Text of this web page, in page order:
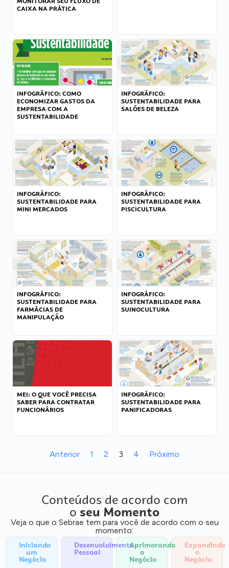
CAIXA NA PRÁTICA
INFOGRÁFICO: COMO
ECONOMIZAR GASTOS DA
EMPRESA COM A
SUSTENTABILIDADE
INFOGRÁFICO:
SUSTENTABILIDADE PARA
SALÕES DE BELEZA
INFOGRÁFICO:
SUSTENTABILIDADE PARA
MINI MERCADOS
INFOGRÁFICO:
SUSTENTABILIDADE PARA
PISCICULTURA
INFOGRÁFICO:
SUSTENTABILIDADE PARA
FARMÁCIAS DE
MANIPULAÇÃO
INFOGRÁFICO:
SUSTENTABILIDADE PARA
SUINOCULTURA
MEI: O QUE VOCÊ PRECISA
SABER PARA CONTRATAR
FUNCIONÁRIOS
INFOGRÁFICO:
SUSTENTABILIDADE PARA
PANIFICADORAS
Anterior 1 2 3 4 Próximo
Conteúdos de acordo com
o seu Momento
Veja o que o Sebrae tem para você de acordo com o seu
momento:
Iniciando
um
Negócio
Desenvolvimento
Pessoal
Aprimorando
o
Negócio
Expandindo
o
Negócio